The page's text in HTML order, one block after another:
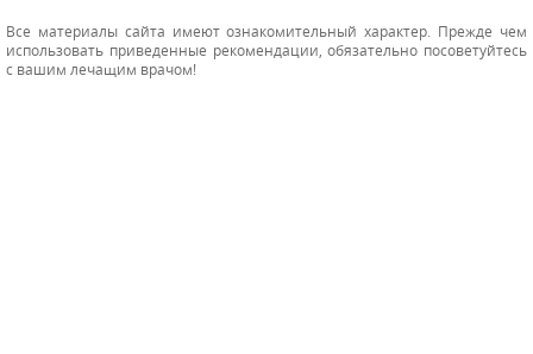
Все материалы сайта имеют ознакомительный характер. Прежде чем
использовать приведенные рекомендации, обязательно посоветуйтесь
с вашим лечащим врачом!